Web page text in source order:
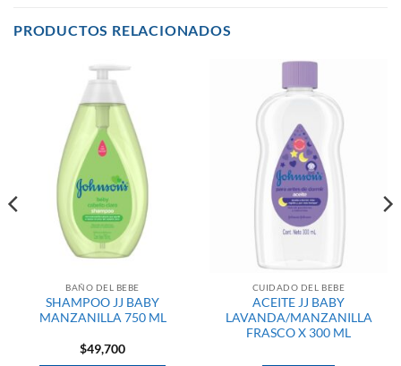
PRODUCTOS RELACIONADOS
BAÑO DEL BEBE
SHAMPOO JJ BABY
MANZANILLA 750 ML
$49,700
CUIDADO DEL BEBE
ACEITE JJ BABY
LAVANDA/MANZANILLA
FRASCO X 300 ML